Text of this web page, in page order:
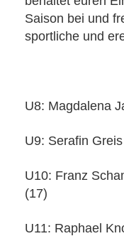
Saison bei und
sportliche und
U8: Magdalena
U9: Serafin
U10: Franz
(17)
U11: Raphael